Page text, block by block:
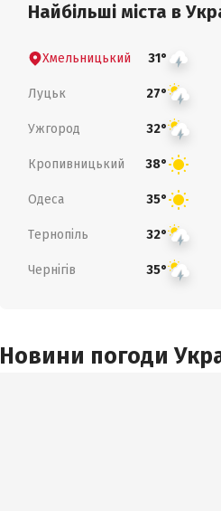
Найбільші міста в
Хмельницький 31°
Луцьк 27°
Ужгород 32°
Кропивницький 38°
Одеса 35°
Тернопіль 32°
Чернігів 35°
Новини погоди